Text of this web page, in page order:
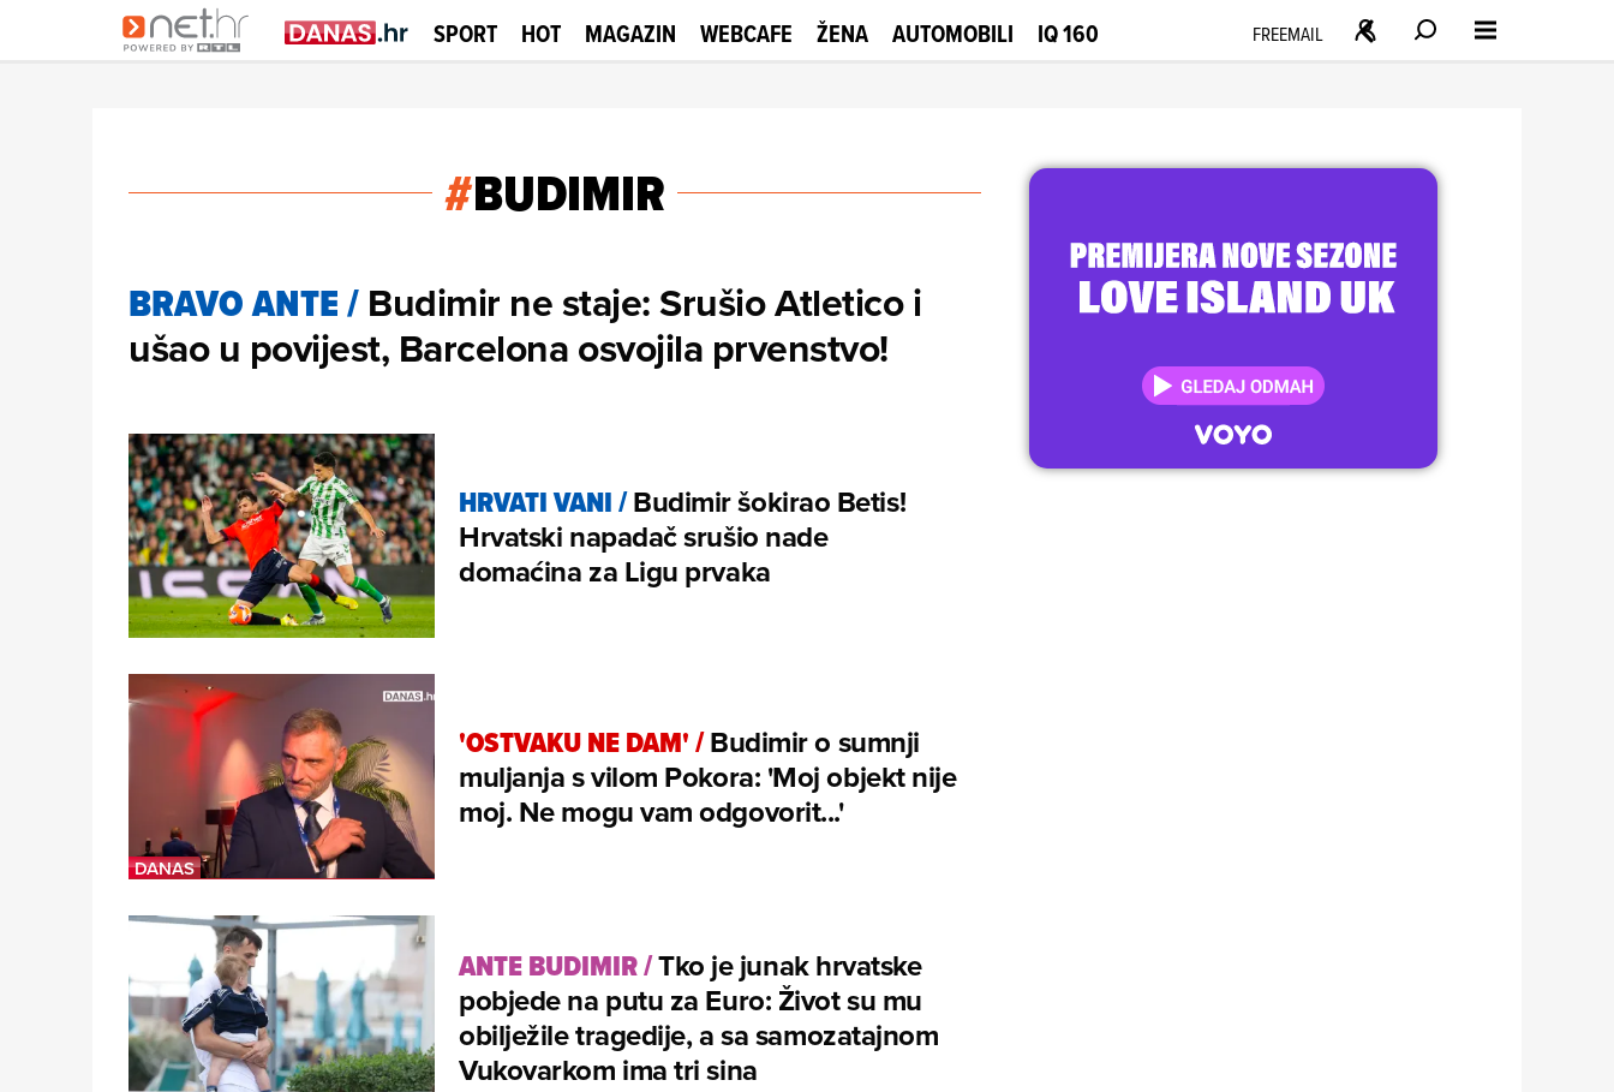
SPORT HOT MAGAZIN WEBCAFE ŽENA AUTOMOBILI IQ 160 FREEMAIL
#BUDIMIR
BRAVO ANTE/Budimir ne staje: Srušio Atletico i
ušao u povijest, Barcelona osvojila prvenstvo!
HRVATI VANI/Budimir šokirao Betis!
Hrvatski napadač srušio nade
domaćina za Ligu prvaka
'OSTVAKU NE DAM'/Budimir o sumnji
muljanja s vilom Pokora: 'Moj objekt nije
moj. Ne mogu vam odgovorit...'
ANTE BUDIMIR/Tko je junak hrvatske
pobjede na putu za Euro: Život su mu
obilježile tragedije, a sa samozatajnom
Vukovarkom ima tri sina